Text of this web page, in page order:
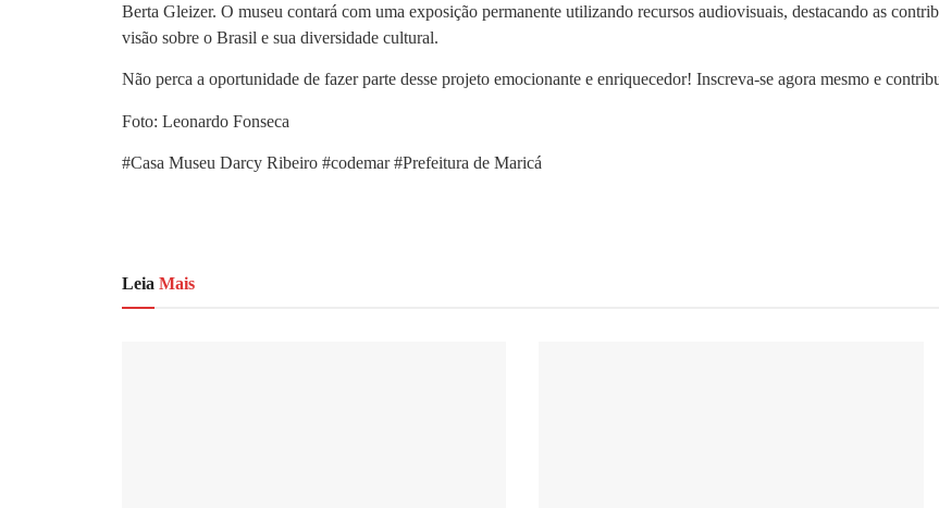
Berta Gleizer. O museu contará com uma exposição permanente utilizando recursos audiovisuais, destacando as
visão sobre o Brasil e sua diversidade cultural.
Não perca a oportunidade de fazer parte desse projeto emocionante e enriquecedor! Inscreva-se agora mesmo e
Foto: Leonardo Fonseca
#Casa Museu Darcy Ribeiro #codemar #Prefeitura de Maricá
Leia Mais